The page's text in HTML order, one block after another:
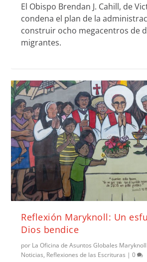
El Obispo Brendan J. Cahill, de
condena el plan de la
construir ocho megacentros de
migrantes.
Reflexión Maryknoll: Un
Dios bendice
por La Oficina de Asuntos Globales Maryknoll
Noticias, Reflexiones de las Escrituras |0